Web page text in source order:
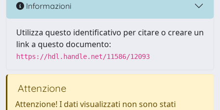
Informazioni
Utilizza questo identificativo per citare o creare un
link a questo documento:
https://hdl.handle.net/11586/12093
Attenzione
Attenzione! I dati visualizzati non sono stati